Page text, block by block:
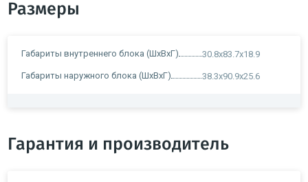
Размеры
Габариты внутреннего блока (ШxВxГ) 30.8x83.7x18.9
Габариты наружного блока (ШxВxГ) 38.3x90.9x25.6
Гарантия и производитель